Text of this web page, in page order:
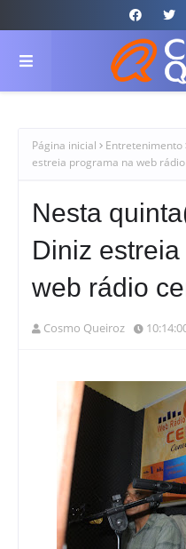
Página inicial Entretenimento
estreia programa na web
Nesta
Diniz
web rádio
Cosmo Queiroz